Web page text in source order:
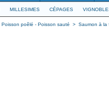
MILLESIMES CÉPAGES
Poisson poêlé - Poisson sauté > Saumon à la